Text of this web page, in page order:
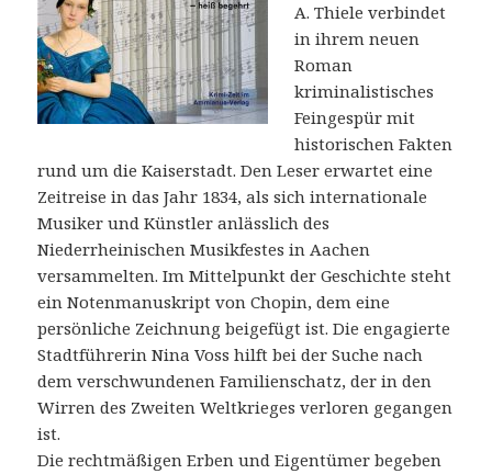
A. Thiele verbindet
in ihrem neuen
Roman
kriminalistisches
Feingespür mit
historischen Fakten
rund um die Kaiserstadt. Den Leser erwartet eine
Zeitreise in das Jahr 1834, als sich internationale
Musiker und Künstler anlässlich des
Niederrheinischen Musikfestes in Aachen
versammelten. Im Mittelpunkt der Geschichte steht
ein Notenmanuskript von Chopin, dem eine
persönliche Zeichnung beigefügt ist. Die engagierte
Stadtführerin Nina Voss hilft bei der Suche nach
dem verschwundenen Familienschatz, der in den
Wirren des Zweiten Weltkrieges verloren gegangen
ist.
Die rechtmäßigen Erben und Eigentümer begeben